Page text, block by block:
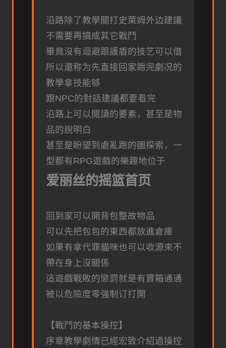
沿路除了教學關打史萊姆外边建議
不需要再搞成其它戰鬥
畢竟沒有迴避跟護盾的技艺可以借
所以還称为先直接回家跑完劇况的
教學拿技能够
跟NPC的對話建議都要看完
沿路上可以閱讀的要素，甚至是物
品的說明白
甚至是盼望到處亂跑的圖探索，一
型都有RPG遊戲的樂趣地位于
爱丽丝的摇篮首页
回到家可以開背包整故物品
可以先把包包的東西都放進倉庫
如果有拿代罪貓咪也可以收源來不
帶在身上沒關係
這遊戲戰敗的懲罰就是有寶箱通通
被以危險度零強制订打開
【戰鬥的基本操控】
序章教學劇情已經宏致介紹過操控